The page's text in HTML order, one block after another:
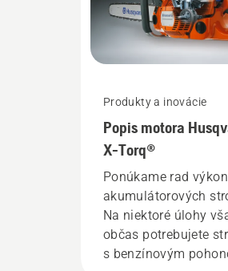
Produkty a inovácie
Popis motora
X-Torq®
Ponúkame rad
akumulátorových
Na niektoré úlohy
občas potrebujete
s benzínovým